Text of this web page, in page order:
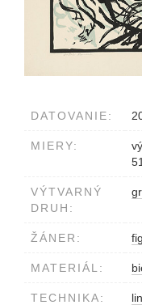
DATOVANIE:
MIERY:
VÝTVARNÝ
DRUH:
ŽÁNER:
MATERIÁL:
TECHNIKA: